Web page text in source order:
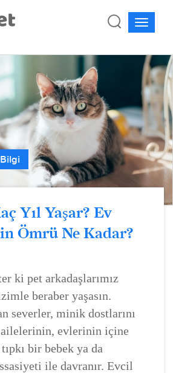
Yıl Yaşar? Ev
Ömrü Ne Kadar?
ki pet arkadaşlarımız
beraber yaşasın.
severler, minik dostlarını
ailelerinin, evlerinin içine
bir bebek ya da
ile davranır. Evcil